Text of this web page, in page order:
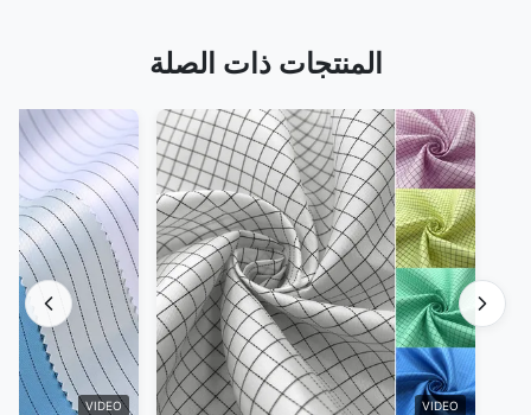
المنتجات ذات الصلة
VIDEO
VIDEO